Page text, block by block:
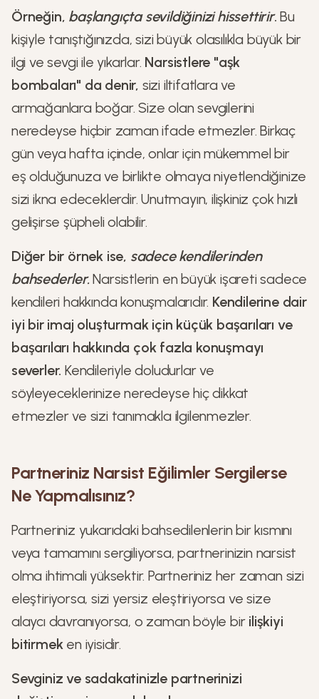
Örneğin, başlangıçta sevildiğinizi hissettirir.Bu
kişiyle tanıştığınızda, sizi büyük olasılıkla büyük bir
ilgi ve sevgi ile yıkarlar. Narsistlere "aşk
bombaları" da denir, sizi iltifatlara ve
armağanlara boğar. Size olan sevgilerini
neredeyse hiçbir zaman ifade etmezler. Birkaç
gün veya hafta içinde, onlar için mükemmel bir
eş olduğunuza ve birlikte olmaya niyetlendiğinize
sizi ikna edeceklerdir. Unutmayın, ilişkiniz çok hızlı
gelişirse şüpheli olabilir.
Diğer bir örnek ise, sadece kendilerinden
bahsederler. Narsistlerin en büyük işareti sadece
kendileri hakkında konuşmalarıdır. Kendilerine dair
iyi bir imaj oluşturmak için küçük başarıları ve
başarıları hakkında çok fazla konuşmayı
severler. Kendileriyle doludurlar ve
söyleyeceklerinize neredeyse hiç dikkat
etmezler ve sizi tanımakla ilgilenmezler.
Partneriniz Narsist Eğilimler Sergilerse
Ne Yapmalısınız?
Partneriniz yukarıdaki bahsedilenlerin bir kısmını
veya tamamını sergiliyorsa, partnerinizin narsist
olma ihtimali yüksektir. Partneriniz her zaman sizi
eleştiriyorsa, sizi yersiz eleştiriyorsa ve size
alaycı davranıyorsa, o zaman böyle bir ilişkiyi
bitirmeken iyisidir.
Sevginiz ve sadakatinizle partnerinizi